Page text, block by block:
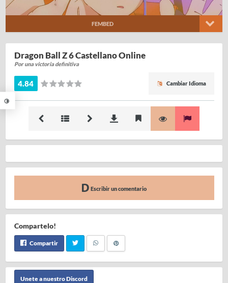
FEMBED
Dragon Ball Z 6 Castellano Online
Por una victoria definitiva
4.84 Cambiar Idioma
Escribir un comentario
Compartelo!
Compartir
Unete a nuestro Discord